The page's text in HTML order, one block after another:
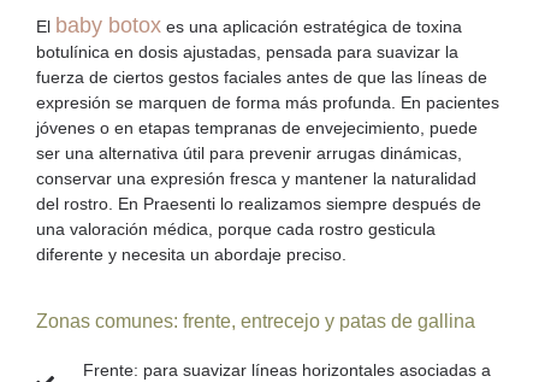
El baby botox es una aplicación estratégica de toxina
botulínica en dosis ajustadas, pensada para suavizar la
fuerza de ciertos gestos faciales antes de que las líneas de
expresión se marquen de forma más profunda . En pacientes
jóvenes o en etapas tempranas de envejecimiento, puede
ser una alternativa útil para prevenir arrugas dinámicas,
conservar una expresión fresca y mantener la naturalidad
del rostro. En Praesenti lo realizamos siempre después de
una valoración médica, porque cada rostro gesticula
diferente y necesita un abordaje preciso.
Zonas comunes: frente, entrecejo y patas de gallina
Frente: para suavizar líneas horizontales asociadas a